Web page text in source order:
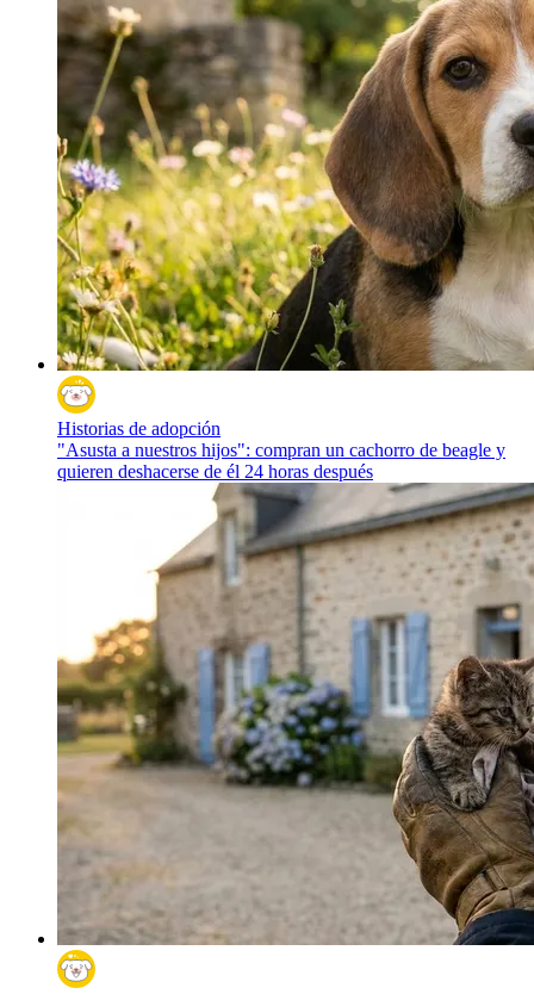
Historias de adopción
"Asusta a nuestros hijos": compran un cachorro de beagle y
quieren deshacerse de él 24 horas después